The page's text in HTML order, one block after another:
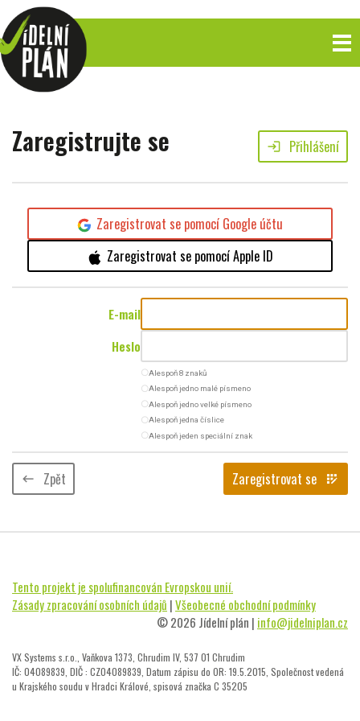
Zaregistrujte se login Přihlášení
Zaregistrovat se pomocí Google účtu
Zaregistrovat se pomocí Apple ID
E-mail
Heslo
radio_button_uncheckedAlespoň 8 znaků
radio_button_uncheckedAlespoň jedno malé písmeno
radio_button_uncheckedAlespoň jedno velké písmeno
radio_button_uncheckedAlespoň jedna číslice
radio_button_uncheckedAlespoň jeden speciální znak
keyboard_backspace Zpět Zaregistrovat se app_registration
Tento projekt je spolufinancován Evropskou unií.
Zásady zpracování osobních údajů |Všeobecné obchodní podmínky
© 2026 Jídelní plán | info@jidelniplan.cz
VX Systems s.r.o., Vaňkova 1373, Chrudim IV, 537 01 Chrudim
IČ: 04089839, DIČ : CZ04089839, Datum zápisu do OR: 19.5.2015, Společnost vedená
u Krajského soudu v Hradci Králové, spisová značka C 35205